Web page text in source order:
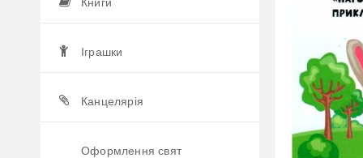
Іграшки
Канцелярія
Оформлення свят